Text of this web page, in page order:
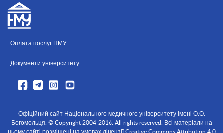
Оплата послуг НМУ
Документи університету
Офіційний сайт Національного медичного університету імені О.О.
Богомольця. © Copyright 2004-2016. All rights reserved. Всі матеріали на
цьому сайті розміщені на умовах ліцензії Creative Commons Attribution 4.0